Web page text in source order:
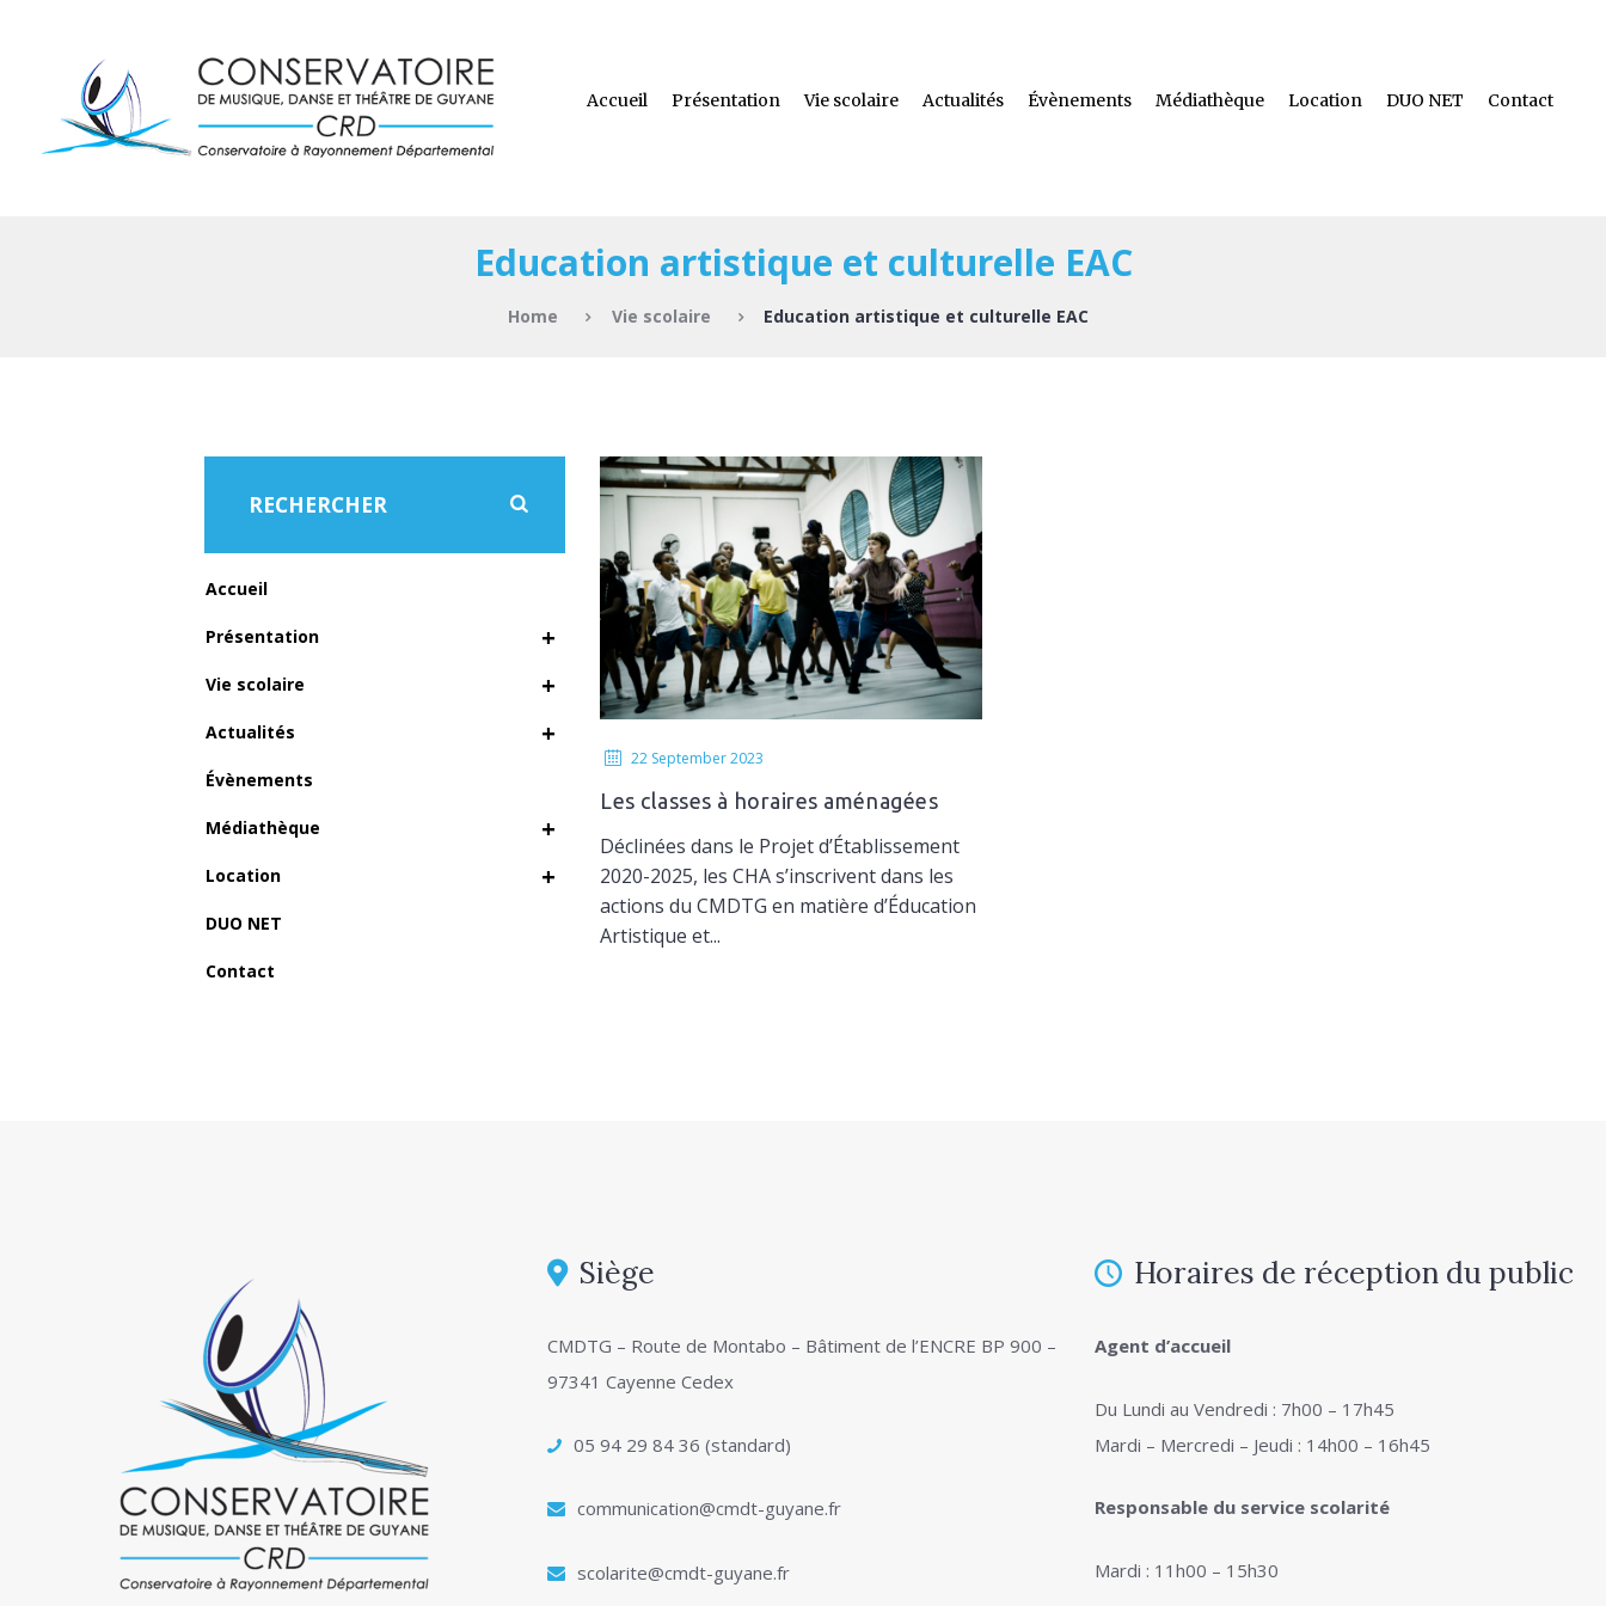
Accueil Présentation Vie scolaire Actualités Évènements Médiathèque Location DUO NET Contact
Education artistique et culturelle EAC
Home Vie scolaire Education artistique et culturelle EAC
22 September 2023
Les classes à horaires aménagées
Déclinées dans le Projet d’Établissement
2020-2025, les CHA s’inscrivent dans les
actions du CMDTG en matière d’Éducation
Artistique et...
Accueil
+
Présentation
+
Vie scolaire
+
Actualités
Évènements
+
Médiathèque
+
Location
DUO NET
Contact
Siège
CMDTG – Route de Montabo – Bâtiment de l’ENCRE BP 900 –
97341 Cayenne Cedex
05 94 29 84 36 (standard)
communication@cmdt-guyane.fr
scolarite@cmdt-guyane.fr
Horaires de réception du public
Agent d’accueil
Du Lundi au Vendredi : 7h00 – 17h45
Mardi – Mercredi – Jeudi : 14h00 – 16h45
Responsable du service scolarité
Mardi : 11h00 – 15h30